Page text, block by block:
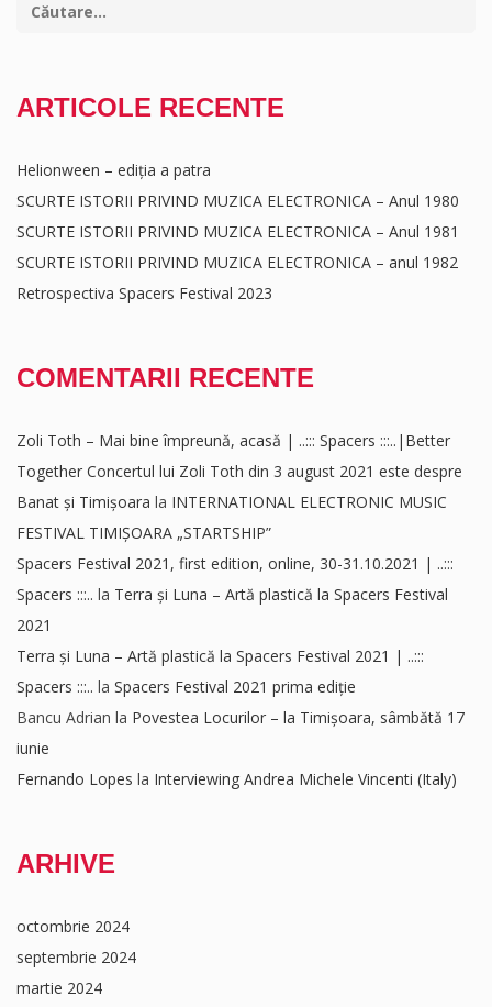
ARTICOLE RECENTE
Helionween – ediția a patra
SCURTE ISTORII PRIVIND MUZICA ELECTRONICA – Anul 1980
SCURTE ISTORII PRIVIND MUZICA ELECTRONICA – Anul 1981
SCURTE ISTORII PRIVIND MUZICA ELECTRONICA – anul 1982
Retrospectiva Spacers Festival 2023
COMENTARII RECENTE
Zoli Toth – Mai bine împreună, acasă | ..::: Spacers :::..|Better
Together Concertul lui Zoli Toth din 3 august 2021 este despre
Banat și Timișoara la INTERNATIONAL ELECTRONIC MUSIC
FESTIVAL TIMIȘOARA „STARTSHIP”
Spacers Festival 2021, first edition, online, 30-31.10.2021 | ..:::
Spacers :::.. la Terra și Luna – Artă plastică la Spacers Festival
2021
Terra și Luna – Artă plastică la Spacers Festival 2021 | ..:::
Spacers :::.. la Spacers Festival 2021 prima ediție
Bancu Adrian la Povestea Locurilor – la Timișoara, sâmbătă 17
iunie
Fernando Lopes la Interviewing Andrea Michele Vincenti (Italy)
ARHIVE
octombrie 2024
septembrie 2024
martie 2024